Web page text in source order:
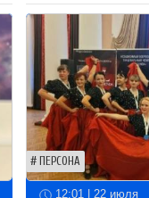
ПЕРСОНА
12:01 | 22 июля